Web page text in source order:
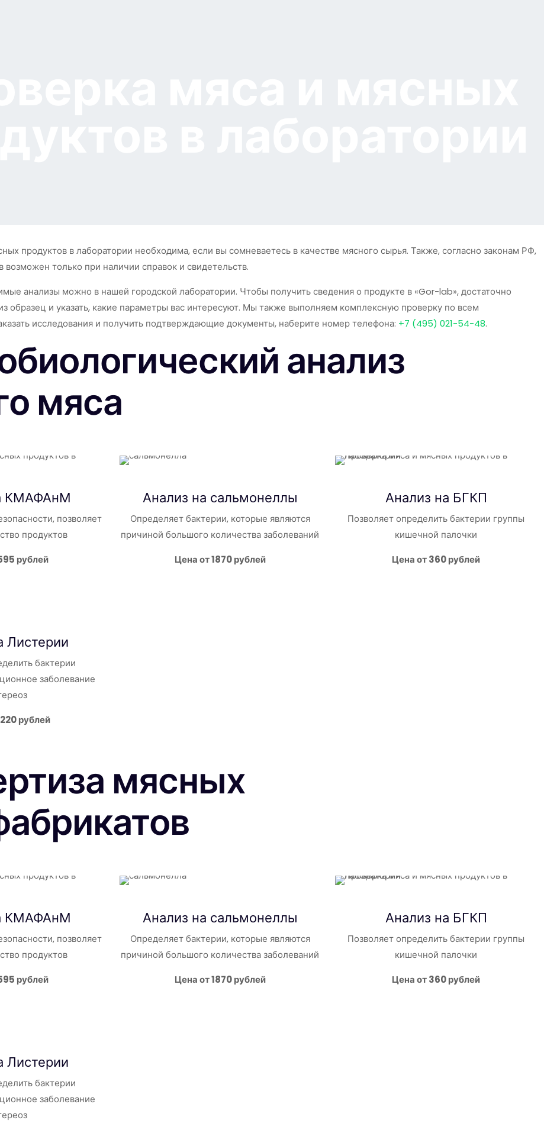
продуктов в лаборатории необходима, если вы сомневаетесь в качестве мясного сырья. Также, согласно законам РФ,
возможен только при наличии справок и свидетельств.
анализы можно в нашей городской лаборатории. Чтобы получить сведения о продукте в «Gor-lab», достаточно
образец и указать, какие параметры вас интересуют. Мы также выполняем комплексную проверку по всем
исследования и получить подтверждающие документы, наберите номер телефона: +7 (495) 021-54-48.
анализ
мяса
КМАФАнМ
позволяет
продуктов
рублей
Анализ на сальмонеллы
Определяет бактерии, которые являются
причиной большого количества заболеваний
Цена от 1870 рублей
Анализ на БГКП
Позволяет определить бактерии группы
кишечной палочки
Цена от 360 рублей
Листерии
бактерии
заболевание
рублей
мясных
КМАФАнМ
позволяет
продуктов
рублей
Анализ на сальмонеллы
Определяет бактерии, которые являются
причиной большого количества заболеваний
Цена от 1870 рублей
Анализ на БГКП
Позволяет определить бактерии группы
кишечной палочки
Цена от 360 рублей
Листерии
бактерии
заболевание